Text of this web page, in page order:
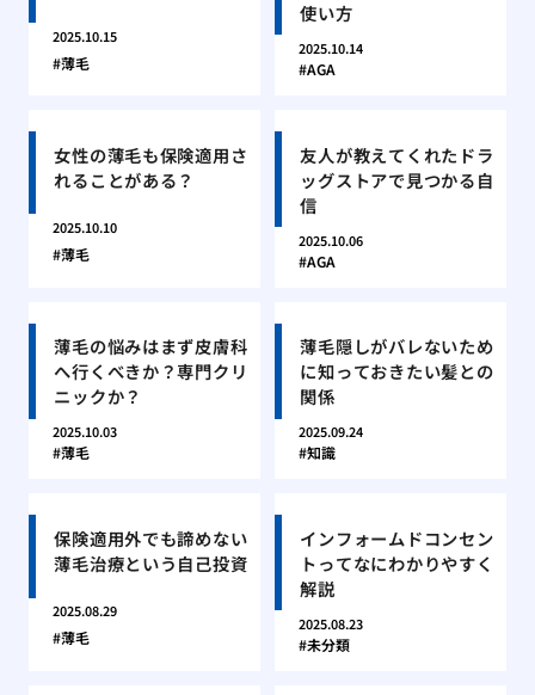
2025.10.15
薄毛
使い方
2025.10.14
AGA
女性の薄毛も保険適用さ
れることがある？
2025.10.10
薄毛
友人が教えてくれたドラ
ッグストアで見つかる自
信
2025.10.06
AGA
薄毛の悩みはまず皮膚科
へ行くべきか？専門クリ
ニックか？
2025.10.03
薄毛
薄毛隠しがバレないため
に知っておきたい髪との
関係
2025.09.24
知識
保険適用外でも諦めない
薄毛治療という自己投資
2025.08.29
薄毛
インフォームドコンセン
トってなにわかりやすく
解説
2025.08.23
未分類